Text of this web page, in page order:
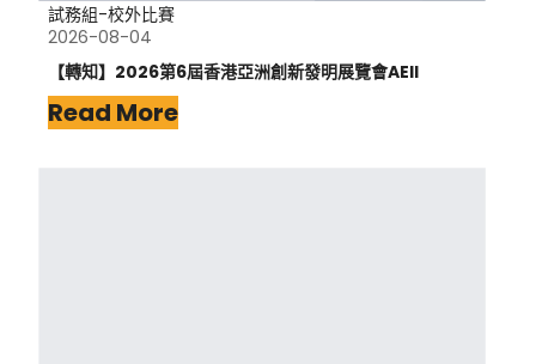
試務組-校外比賽
2026-08-04
【轉知】2026第6屆香港亞洲創新發明展覽會AEII
Read More